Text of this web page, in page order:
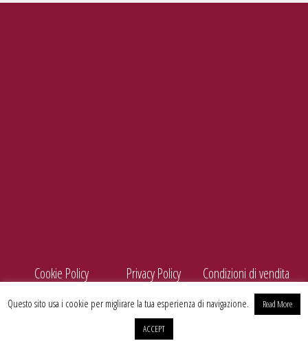
Cookie Policy Privacy Policy Condizioni di vendita
Questo sito usa i cookie per miglirare la tua esperienza di navigazione.
Read More
ACCEPT